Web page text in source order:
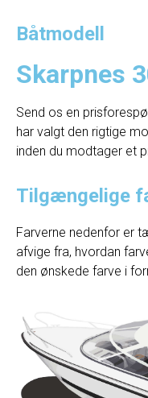
Båtmodell
Skarpnes
Send os en
har valgt den rigtige
inden du modtager et
Tilgængelige
Farverne nedenfor er
afvige fra, hvordan
den ønskede farve i